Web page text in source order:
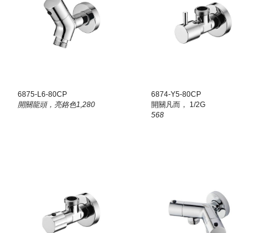
6875-L6-80CP
開關龍頭，亮鉻色1,280
6874-Y5-80CP
開關凡而， 1/2G
568